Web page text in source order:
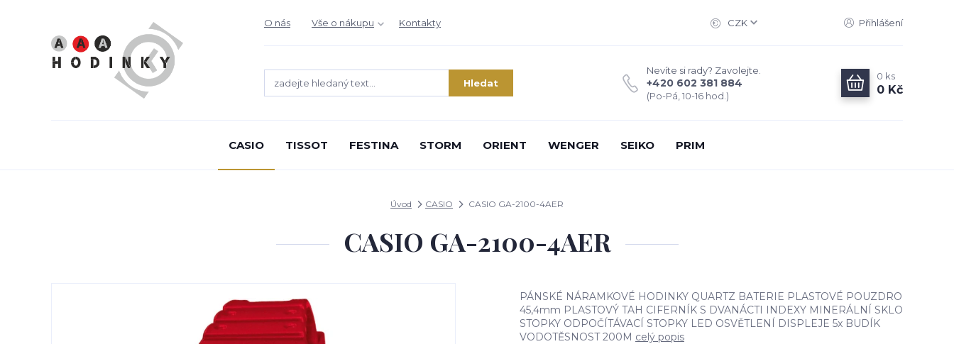
O nás Vše o nákupu Kontakty CZK Přihlášení
Hledat
Nevíte si rady? Zavolejte.
+420 602 381 884
(Po-Pá, 10-16 hod.)
0 ks
0 Kč
CASIO TISSOT FESTINA STORM ORIENT WENGER SEIKO PRIM
Úvod CASIO CASIO GA-2100-4AER
CASIO GA-2100-4AER
PÁNSKÉ NÁRAMKOVÉ HODINKY QUARTZ BATERIE PLASTOVÉ POUZDRO
45,4mm PLASTOVÝ TAH CIFERNÍK S DVANÁCTI INDEXY MINERÁLNÍ SKLO
STOPKY ODPOČÍTÁVACÍ STOPKY LED OSVĚTLENÍ DISPLEJE 5x BUDÍK
VODOTĚSNOST 200M celý popis